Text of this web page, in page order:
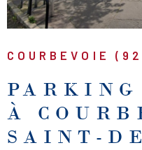
COURBEVOIE
PARKING
À
SAINT-